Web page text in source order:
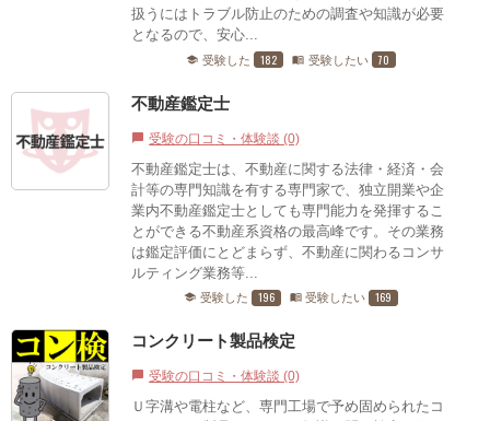
扱うにはトラブル防止のための調査や知識が必要
となるので、安心...
school 受験した 182 menu_book 受験したい 70
不動産鑑定士
chat_bubble 受験の口コミ・体験談 (0)
不動産鑑定士は、不動産に関する法律・経済・会
計等の専門知識を有する専門家で、独立開業や企
業内不動産鑑定士としても専門能力を発揮するこ
とができる不動産系資格の最高峰です。その業務
は鑑定評価にとどまらず、不動産に関わるコンサ
ルティング業務等...
school 受験した 196 menu_book 受験したい 169
コンクリート製品検定
chat_bubble 受験の口コミ・体験談 (0)
Ｕ字溝や電柱など、専門工場で予め固められたコ